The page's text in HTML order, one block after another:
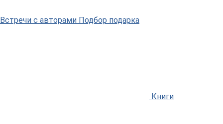
Встречи с авторами Подбор подарка
Книги